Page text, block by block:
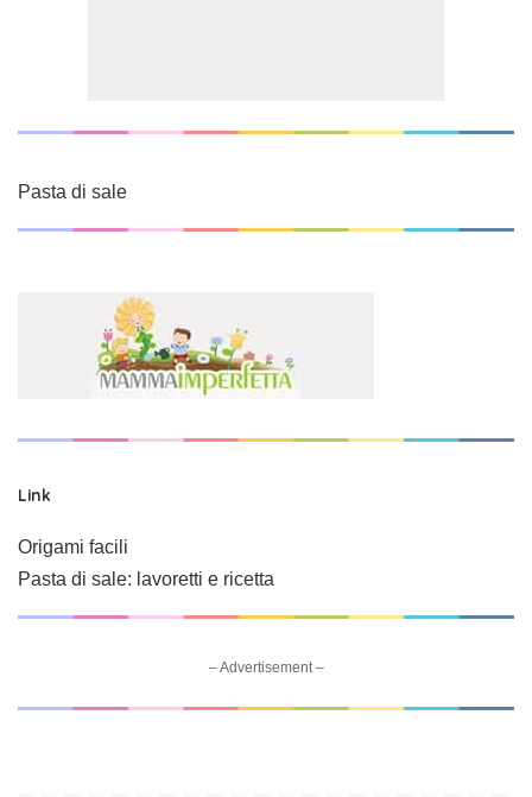
Pasta di sale
Link
Origami facili
Pasta di sale: lavoretti e ricetta
– Advertisement –